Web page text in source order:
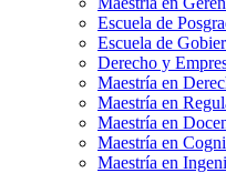
Escuela de
Escuela de
Derecho y
Maestría en
Maestría en
Maestría en
Maestría en
Maestría en